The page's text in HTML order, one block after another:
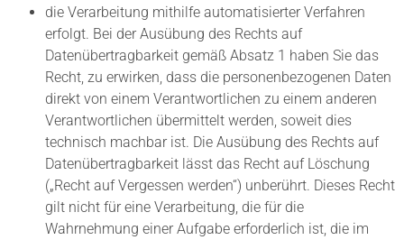
die Verarbeitung mithilfe automatisierter Verfahren
erfolgt. Bei der Ausübung des Rechts auf
Datenübertragbarkeit gemäß Absatz 1 haben Sie das
Recht, zu erwirken, dass die personenbezogenen Daten
direkt von einem Verantwortlichen zu einem anderen
Verantwortlichen übermittelt werden, soweit dies
technisch machbar ist. Die Ausübung des Rechts auf
Datenübertragbarkeit lässt das Recht auf Löschung
(„Recht auf Vergessen werden“) unberührt. Dieses Recht
gilt nicht für eine Verarbeitung, die für die
Wahrnehmung einer Aufgabe erforderlich ist, die im